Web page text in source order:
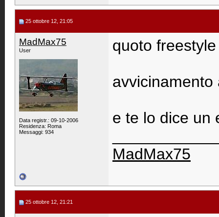
25 ottobre 12, 21:05
MadMax75
User
Data registr.: 09-10-2006
Residenza: Roma
Messaggi: 934
quoto
avvicinamento
e te lo dice un
MadMax75
25 ottobre 12, 21:21